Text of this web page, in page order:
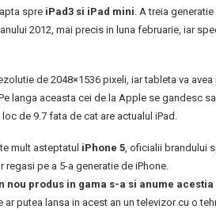
spre iPad3 si iPad mini. A treia
2012, mai precis in luna februarie, iar
de 2048×1536 pixeli, iar tableta va
langa aceasta cei de la Apple se gandesc
de 9.7 fata de cat are actualul iPad.
mult asteptatul iPhone 5, oficialii brandului
regasi pe a 5-a generatie de iPhone.
nou produs in gama s-a si anume
putea lansa in acest an un televizor cu o